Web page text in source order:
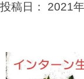
投稿日： 2021